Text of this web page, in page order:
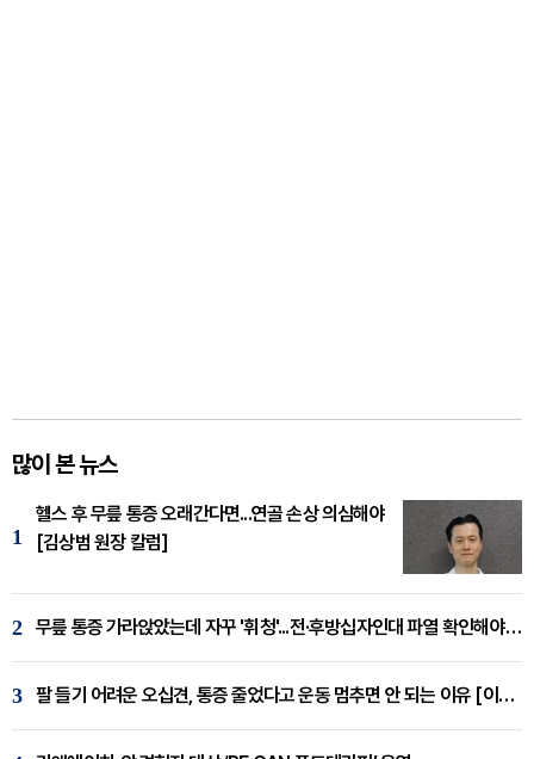
많이 본 뉴스
1
헬스 후 무릎 통증 오래간다면...연골 손상 의심해야
[김상범 원장 칼럼]
2 무릎 통증 가라앉았는데 자꾸 '휘청'...전·후방십자인대 파열 확인해야 [곽우경 원장 칼럼]
3 팔 들기 어려운 오십견, 통증 줄었다고 운동 멈추면 안 되는 이유 [이병욱 원장 칼럼]